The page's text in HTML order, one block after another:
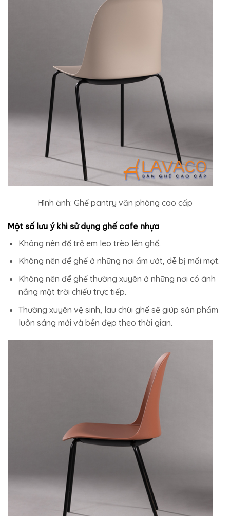
Hình ảnh: Ghế pantry văn phòng cao cấp
Một số lưu ý khi sử dụng ghế cafe nhựa
Không nên để trẻ em leo trèo lên ghế.
Không nên để ghế ở những nơi ẩm ướt, dễ bị mối mọt.
Không nên để ghế thường xuyên ở những nơi có ánh
nắng mặt trời chiếu trực tiếp.
Thường xuyên vệ sinh, lau chùi ghế sẽ giúp sản phẩm
luôn sáng mới và bền đẹp theo thời gian.